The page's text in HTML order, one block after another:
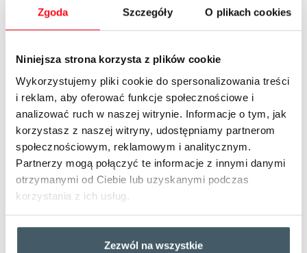
Zgoda Szczegóły O plikach cookies
Niniejsza strona korzysta z plików cookie
Wykorzystujemy pliki cookie do spersonalizowania treści
i reklam, aby oferować funkcje społecznościowe i
analizować ruch w naszej witrynie. Informacje o tym, jak
korzystasz z naszej witryny, udostępniamy partnerom
społecznościowym, reklamowym i analitycznym.
Partnerzy mogą połączyć te informacje z innymi danymi
otrzymanymi od Ciebie lub uzyskanymi podczas
korzystania z ich usług.
Zezwól na wszystkie
„Oddech piekła” to wyrwa w ziemi, która nie bez przyczyny
dokładnie tak samo zimny, jak wszystkie inne w okolicy. Co zatem w
nim takiego wyjątkowego?
Niedaleko Muszyny znajduje się jedna z największych
mofet w całej Europie
. Jest to całkowicie naturalna wyrwa w
Ziemi, z której wydobywa się dwutlenek węgla. Właśnie on, po
połączeniu z wodą z potoku, odpowiedzialny jest za nocne
bulgotanie. Gaz ten odpowiada też za ginące owady i ptaki.
Wysokie stężenie (sięgające nawet 95 proc.) nie pozwala przeżyć
blisko niego żadnemu żywemu organizmowi - nie ma tam bowiem
tlenu. Pamiętaj więc, by przyglądać się temu zjawisko z
bezpiecznej odległości.
Bunkier dla pociągów w Konewce, nieopodal Tomaszowa